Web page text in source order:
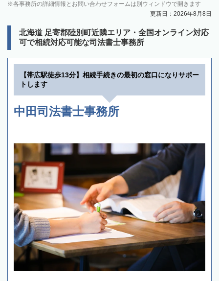
各事務所の詳細情報とお問い合わせフォームは別ウィンドウで開きます
更新日：2026年8月8日
北海道 足寄郡陸別町近隣エリア・全国オンライン対応
可で相続対応可能な司法書士事務所
【帯広駅徒歩13分】相続手続きの最初の窓口になりサポー
トします
中田司法書士事務所